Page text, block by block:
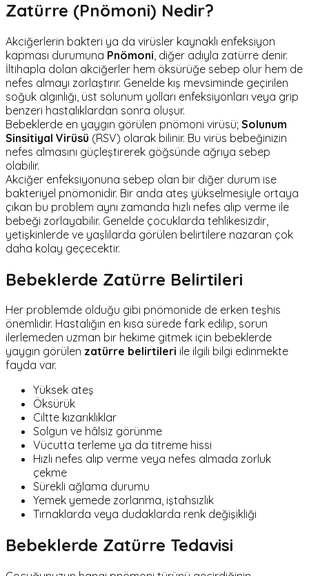
Zatürre (Pnömoni) Nedir?
Akciğerlerin bakteri ya da virüsler kaynaklı enfeksiyon
kapması durumuna Pnömoni , diğer adıyla zatürre denir.
İltihapla dolan akciğerler hem öksürüğe sebep olur hem de
nefes almayı zorlaştırır. Genelde kış mevsiminde geçirilen
soğuk algınlığı, üst solunum yolları enfeksiyonları veya grip
benzeri hastalıklardan sonra oluşur.
Bebeklerde en yaygın görülen pnömoni virüsü; Solunum
Sinsitiyal Virüsü (RSV) olarak bilinir. Bu virüs bebeğinizin
nefes almasını güçleştirerek göğsünde ağrıya sebep
olabilir.
Akciğer enfeksiyonuna sebep olan bir diğer durum ise
bakteriyel pnömonidir. Bir anda ateş yükselmesiyle ortaya
çıkan bu problem aynı zamanda hızlı nefes alıp verme ile
bebeği zorlayabilir. Genelde çocuklarda tehlikesizdir,
yetişkinlerde ve yaşlılarda görülen belirtilere nazaran çok
daha kolay geçecektir.
Bebeklerde Zatürre Belirtileri
Her problemde olduğu gibi pnömonide de erken teşhis
önemlidir. Hastalığın en kısa sürede fark edilip, sorun
ilerlemeden uzman bir hekime gitmek için bebeklerde
yaygın görülen zatürre belirtileri ile ilgili bilgi edinmekte
fayda var.
Yüksek ateş
Öksürük
Ciltte kızarıklıklar
Solgun ve hâlsiz görünme
Vücutta terleme ya da titreme hissi
Hızlı nefes alıp verme veya nefes almada zorluk
çekme
Sürekli ağlama durumu
Yemek yemede zorlanma, iştahsızlık
Tırnaklarda veya dudaklarda renk değişikliği
Bebeklerde Zatürre Tedavisi